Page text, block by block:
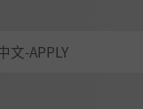
文-APPLY